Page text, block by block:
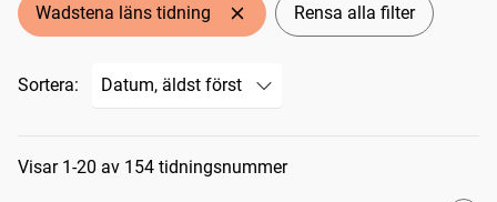
Wadstena läns tidning Rensa alla filter
Sortera:
Sökresultat
Visar 1-20 av 154 tidningsnummer